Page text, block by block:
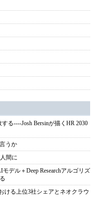
る----Josh Bersinが描くHR 2030
うか
間に
デル＋Deep Researchアルゴリズ
ける上位3社シェアとネオクラウ